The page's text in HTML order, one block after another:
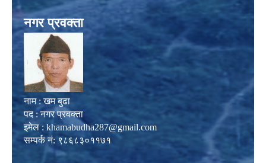
नगर प्रवक्ता
नाम : खम बुढा
पद : नगर प्रवक्ता
इमेल : khamabudha287@gmail.com
सम्पर्क नं: ९८६८३०११७१